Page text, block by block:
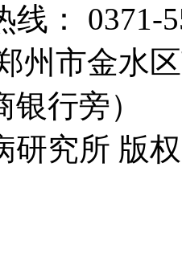
线： 0371-
州市金水
行旁）
研究所 版